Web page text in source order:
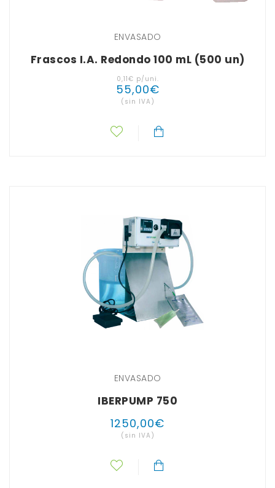
ENVASADO
Frascos I.A. Redondo 100 mL (500 un)
0,11€ p/uni.
55,00€
(sin IVA)
ENVASADO
IBERPUMP 750
1250,00€
(sin IVA)